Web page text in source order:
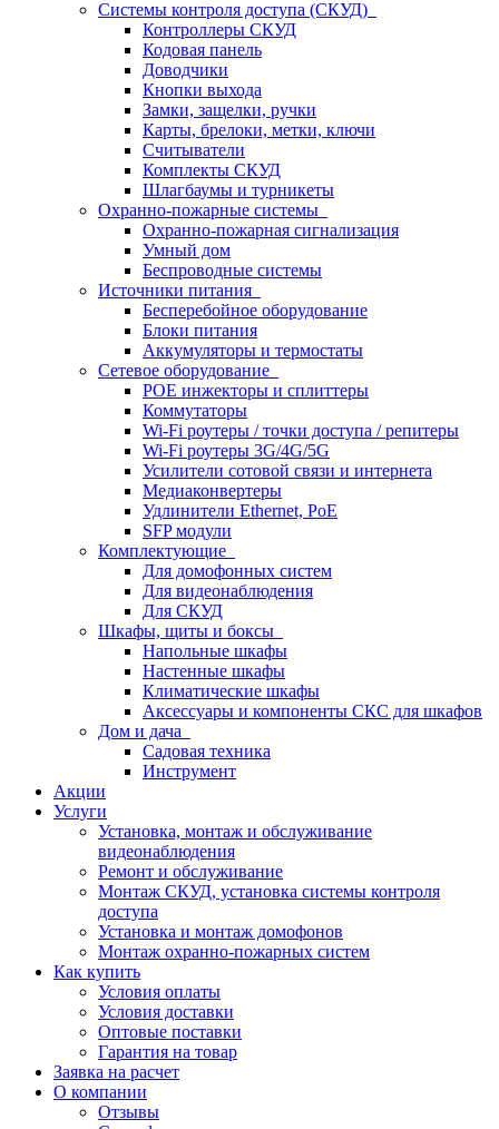
Системы контроля доступа (СКУД)
Контроллеры СКУД
Кодовая панель
Доводчики
Кнопки выхода
Замки, защелки, ручки
Карты, брелоки, метки, ключи
Считыватели
Комплекты СКУД
Шлагбаумы и турникеты
Охранно-пожарные системы
Охранно-пожарная сигнализация
Умный дом
Беспроводные системы
Источники питания
Бесперебойное оборудование
Блоки питания
Аккумуляторы и термостаты
Сетевое оборудование
POE инжекторы и сплиттеры
Коммутаторы
Wi-Fi роутеры / точки доступа / репитеры
Wi-Fi роутеры 3G/4G/5G
Усилители сотовой связи и интернета
Медиаконвертеры
Удлинители Ethernet, PoE
SFP модули
Комплектующие
Для домофонных систем
Для видеонаблюдения
Для СКУД
Шкафы, щиты и боксы
Напольные шкафы
Настенные шкафы
Климатические шкафы
Аксессуары и компоненты СКС для шкафов
Дом и дача
Садовая техника
Инструмент
Акции
Услуги
Установка, монтаж и обслуживание
видеонаблюдения
Ремонт и обслуживание
Монтаж СКУД, установка системы контроля
доступа
Установка и монтаж домофонов
Монтаж охранно-пожарных систем
Как купить
Условия оплаты
Условия доставки
Оптовые поставки
Гарантия на товар
Заявка на расчет
О компании
Отзывы